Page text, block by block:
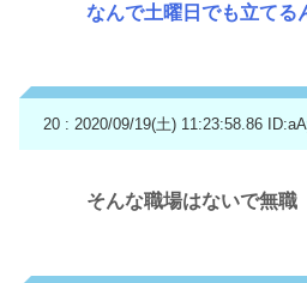
なんで土曜日でも立てる
20 : 2020/09/19(土) 11:23:58.86
そんな職場はないで無職